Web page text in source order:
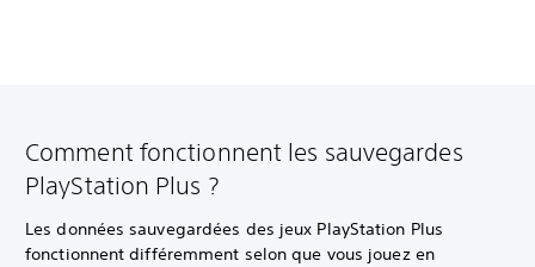
Comment fonctionnent les sauvegardes
PlayStation Plus ?
Les données sauvegardées des jeux PlayStation Plus
fonctionnent différemment selon que vous jouez en